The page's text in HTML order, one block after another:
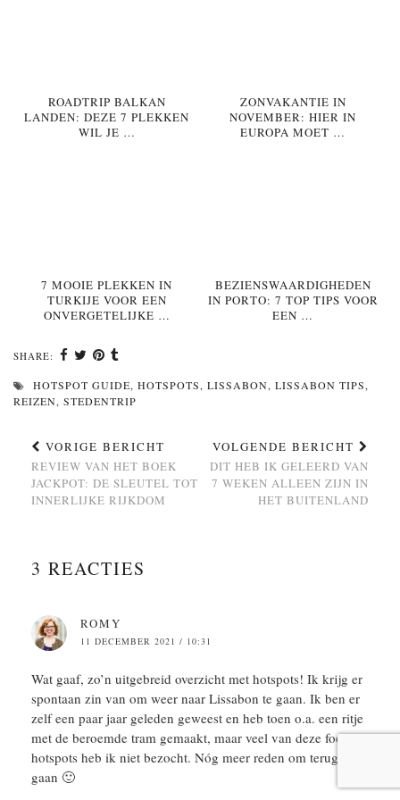
ROADTRIP BALKAN
LANDEN: DEZE 7 PLEKKEN
WIL JE …
ZONVAKANTIE IN
NOVEMBER: HIER IN
EUROPA MOET …
7 MOOIE PLEKKEN IN
TURKIJE VOOR EEN
ONVERGETELIJKE …
BEZIENSWAARDIGHEDEN
IN PORTO: 7 TOP TIPS VOOR
EEN …
SHARE:
HOTSPOT GUIDE, HOTSPOTS, LISSABON, LISSABON TIPS,
REIZEN, STEDENTRIP
VORIGE BERICHT
REVIEW VAN HET BOEK
JACKPOT: DE SLEUTEL TOT
INNERLIJKE RIJKDOM
VOLGENDE BERICHT
DIT HEB IK GELEERD VAN
7 WEKEN ALLEEN ZIJN IN
HET BUITENLAND
3 REACTIES
ROMY
11 DECEMBER 2021 / 10:31
Wat gaaf, zo’n uitgebreid overzicht met hotspots! Ik krijg er
spontaan zin van om weer naar Lissabon te gaan. Ik ben er
zelf een paar jaar geleden geweest en heb toen o.a. een ritje
met de beroemde tram gemaakt, maar veel van deze food
hotspots heb ik niet bezocht. Nóg meer reden om terug te
gaan 🙂